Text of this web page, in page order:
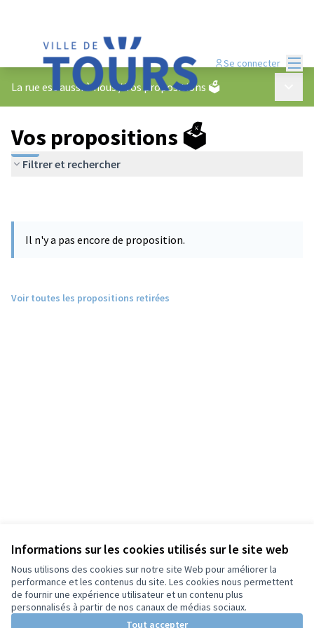
Informations sur les cookies utilisés sur le site web
Nous utilisons des cookies sur notre site Web pour améliorer la
performance et les contenus du site. Les cookies nous permettent
de fournir une expérience utilisateur et un contenu plus
personnalisés à partir de nos canaux de médias sociaux.
Tout accepter
Se connecter
La rue est aussi à nous/Vos propositions 🗳️
Vos propositions 🗳️
Filtrer et rechercher
Il n'y a pas encore de proposition.
Voir toutes les propositions retirées